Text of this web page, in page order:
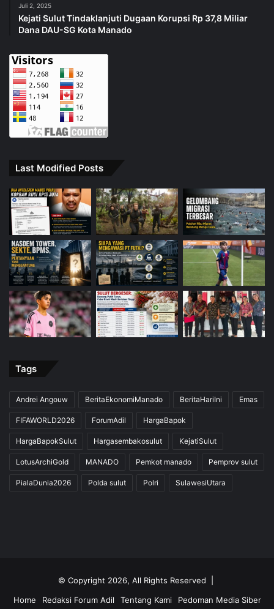
Juli 2, 2025
Kejati Sulut Tindaklanjuti Dugaan Korupsi Rp 37,8 Miliar
Dana DAU-SG Kota Manado
Last Modified Posts
Tags
Andrei Angouw BeritaEkonomiManado BeritaHariIni Emas
FIFAWORLD2026 ForumAdil HargaBapok
HargaBapokSulut Hargasembakosulut KejatiSulut
LotusArchiGold MANADO Pemkot manado Pemprov sulut
PialaDunia2026 Polda sulut Polri SulawesiUtara
© Copyright 2026, All Rights Reserved |
Home
Redaksi Forum Adil Tentang Kami Pedoman Media Siber